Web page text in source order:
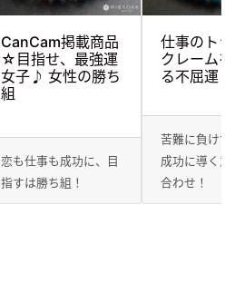
CanCam掲載商品
☆目指せ、最強運
女子♪ 女性の勝ち
組
恋も仕事も成功に、目
指すは勝ち組！
仕事のト
クレーム
る不屈運
苦難に負け
成功に導く
合わせ！